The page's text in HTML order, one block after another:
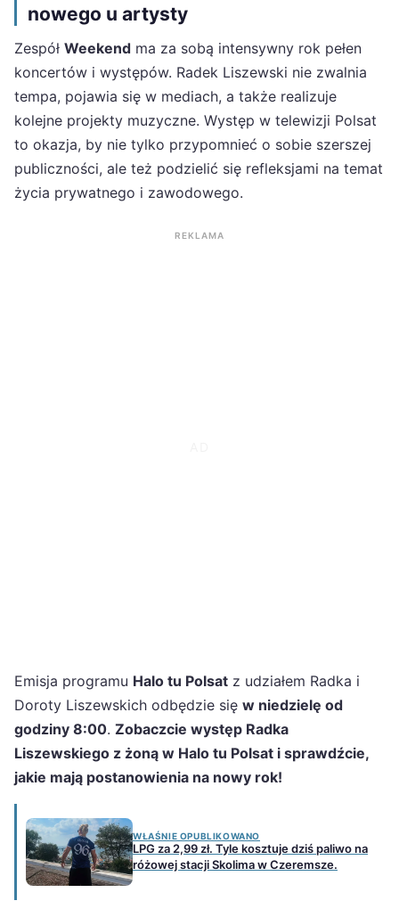
nowego u artysty
Zespół Weekend ma za sobą intensywny rok pełen
koncertów i występów. Radek Liszewski nie zwalnia
tempa, pojawia się w mediach, a także realizuje
kolejne projekty muzyczne. Występ w telewizji Polsat
to okazja, by nie tylko przypomnieć o sobie szerszej
publiczności, ale też podzielić się refleksjami na temat
życia prywatnego i zawodowego.
REKLAMA
Emisja programu Halo tu Polsat z udziałem Radka i
Doroty Liszewskich odbędzie się w niedzielę od
godziny 8:00. Zobaczcie występ Radka
Liszewskiego z żoną w Halo tu Polsat i sprawdźcie,
jakie mają postanowienia na nowy rok!
WŁAŚNIE OPUBLIKOWANO
LPG za 2,99 zł. Tyle kosztuje dziś paliwo na
różowej stacji Skolima w Czeremsze.